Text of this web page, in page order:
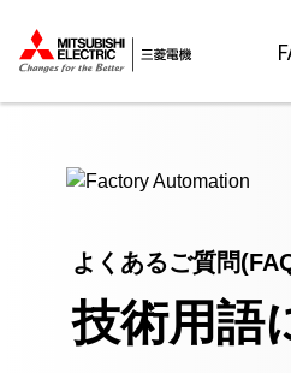
よくあるご質問
技術用語